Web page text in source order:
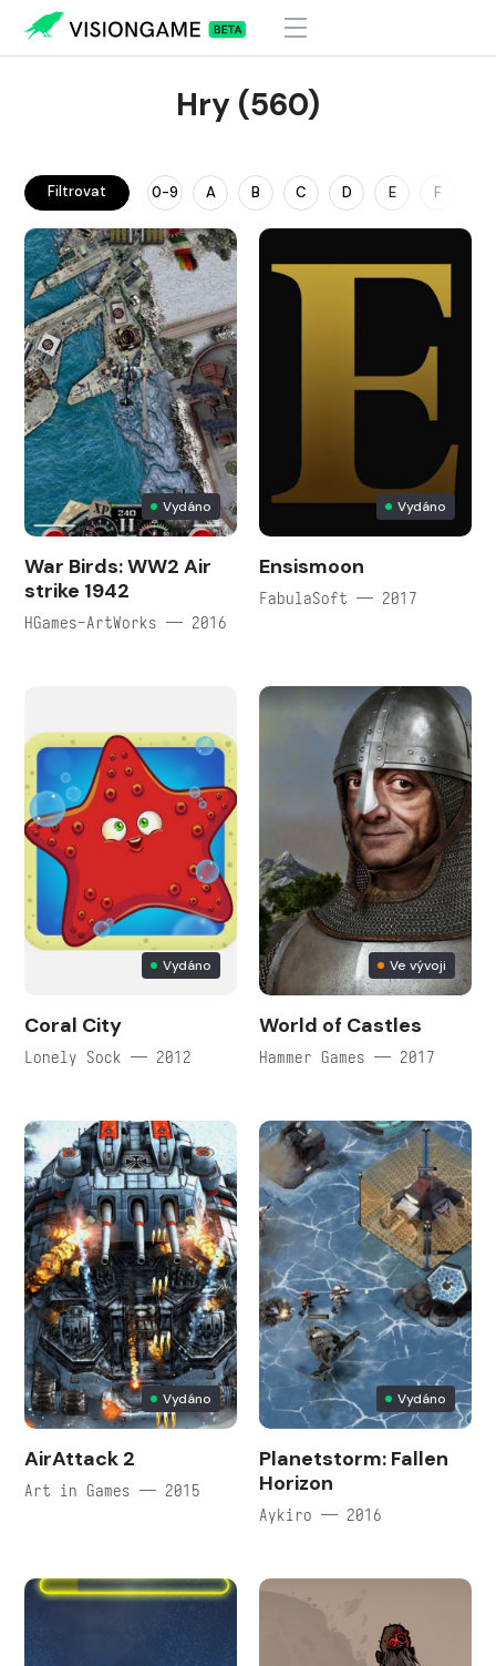
Hry (560)
Filtrovat 0-9 A B C D E F
Vydáno
War Birds: WW2 Air
strike 1942
HGames-ArtWorks — 2016
Vydáno
Ensismoon
FabulaSoft — 2017
Vydáno
Coral City
Lonely Sock — 2012
Ve vývoji
World of Castles
Hammer Games — 2017
Vydáno
AirAttack 2
Art in Games — 2015
Vydáno
Planetstorm: Fallen
Horizon
Aykiro — 2016